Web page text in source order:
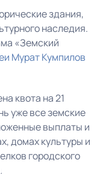
здания,
наследия.
«Земский
Мурат Кумпилов
квота на 21
уже все земские
выплаты и
домах культуры и
городского